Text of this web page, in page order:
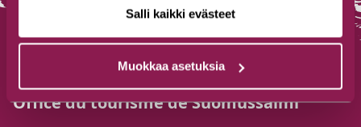
Salli kaikki evästeet
Muokkaa asetuksia
Office du tourisme de Suomussalmi